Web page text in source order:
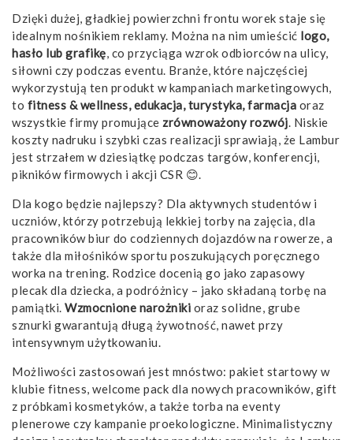
Dzięki dużej, gładkiej powierzchni frontu worek staje się
idealnym nośnikiem reklamy. Można na nim umieścić logo,
hasło lub grafikę, co przyciąga wzrok odbiorców na ulicy,
siłowni czy podczas eventu. Branże, które najczęściej
wykorzystują ten produkt w kampaniach marketingowych,
to fitness & wellness, edukacja, turystyka, farmacja oraz
wszystkie firmy promujące zrównoważony rozwój. Niskie
koszty nadruku i szybki czas realizacji sprawiają, że Lambur
jest strzałem w dziesiątkę podczas targów, konferencji,
pikników firmowych i akcji CSR 😊.
Dla kogo będzie najlepszy? Dla aktywnych studentów i
uczniów, którzy potrzebują lekkiej torby na zajęcia, dla
pracowników biur do codziennych dojazdów na rowerze, a
także dla miłośników sportu poszukujących poręcznego
worka na trening. Rodzice docenią go jako zapasowy
plecak dla dziecka, a podróżnicy – jako składaną torbę na
pamiątki. Wzmocnione narożniki oraz solidne, grube
sznurki gwarantują długą żywotność, nawet przy
intensywnym użytkowaniu.
Możliwości zastosowań jest mnóstwo: pakiet startowy w
klubie fitness, welcome pack dla nowych pracowników, gift
z próbkami kosmetyków, a także torba na eventy
plenerowe czy kampanie proekologiczne. Minimalistyczny